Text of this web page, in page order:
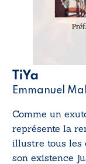
TiYa
Emmanuel
Comme un
représente la
illustre tous les
son existence